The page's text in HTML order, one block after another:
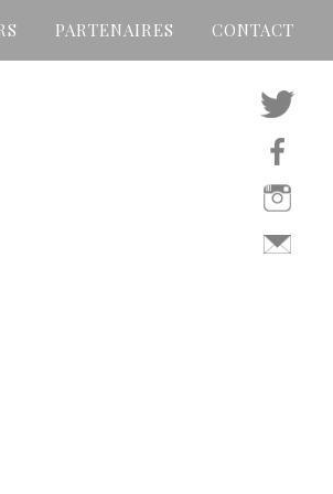
PARTENAIRES CONTACT